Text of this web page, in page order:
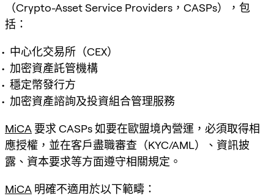
（Crypto-Asset Service Providers，CASPs），包
括：
中心化交易所（CEX）
加密資產託管機構
穩定幣發行方
加密資產諮詢及投資組合管理服務
MiCA 要求 CASPs 如要在歐盟境內營運，必須取得相
應授權，並在客戶盡職審查（KYC/AML）、資訊披
露、資本要求等方面遵守相關規定。
MiCA 明確不適用於以下範疇：